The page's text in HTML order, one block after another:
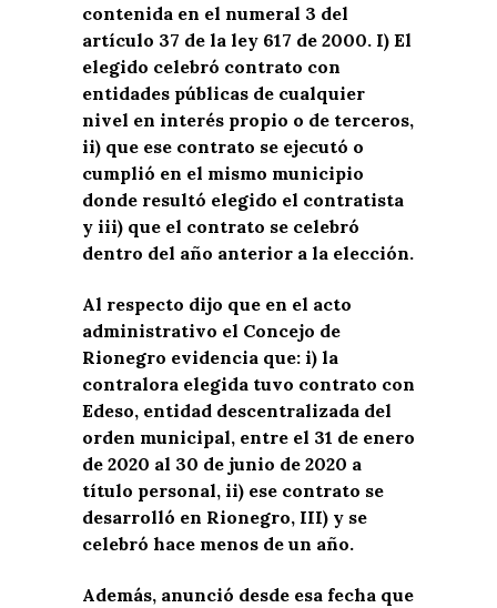
contenida en el numeral 3 del
artículo 37 de la ley 617 de 2000. I) El
elegido celebró contrato con
entidades públicas de cualquier
nivel en interés propio o de terceros,
ii) que ese contrato se ejecutó o
cumplió en el mismo municipio
donde resultó elegido el contratista
y iii) que el contrato se celebró
dentro del año anterior a la elección.
Al respecto dijo que en el acto
administrativo el Concejo de
Rionegro evidencia que: i) la
contralora elegida tuvo contrato con
Edeso, entidad descentralizada del
orden municipal, entre el 31 de enero
de 2020 al 30 de junio de 2020 a
título personal, ii) ese contrato se
desarrolló en Rionegro, III) y se
celebró hace menos de un año.
Además, anunció desde esa fecha que